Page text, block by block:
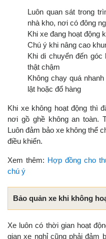
Luôn quan sát trong
nhà kho, nơi có đông
Khi xe đang hoạt động
Chú ý khi nâng cao
Khi di chuyển đến
thật chậm
Không chạy quá
lật hoặc đổ hàng
Khi xe không hoạt động thì
nơi gồ ghề không an toàn.
Luôn đảm bảo xe không thể
điều khiển.
Xem thêm: Hợp đồng cho
chú ý
Bảo quản xe khi không
Xe luôn có thời gian hoạt
gian xe nghỉ cũng phải đảm